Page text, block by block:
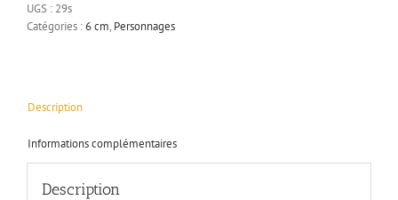
UGS : 29s
Catégories :6 cm, Personnages
Description
Informations complémentaires
Description